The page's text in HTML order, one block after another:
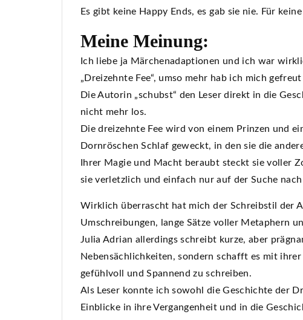
Es gibt keine Happy Ends, es gab sie nie. Für
Meine Meinung:
Ich liebe ja Märchenadaptionen und ich war
„Dreizehnte Fee“, umso mehr hab ich mich
Die Autorin „schubst“ den Leser direkt in die
nicht mehr los.
Die dreizehnte Fee wird von einem Prinzen und
Dornröschen Schlaf geweckt, in den sie die
Ihrer Magie und Macht beraubt steckt sie voller
sie verletzlich und einfach nur auf der Suche
Wirklich überrascht hat mich der Schreibstil der
Umschreibungen, lange Sätze voller Metaphern
Julia Adrian allerdings schreibt kurze, aber
Nebensächlichkeiten, sondern schafft es mit
gefühlvoll und Spannend zu schreiben.
Als Leser konnte ich sowohl die Geschichte der
Einblicke in ihre Vergangenheit und in die